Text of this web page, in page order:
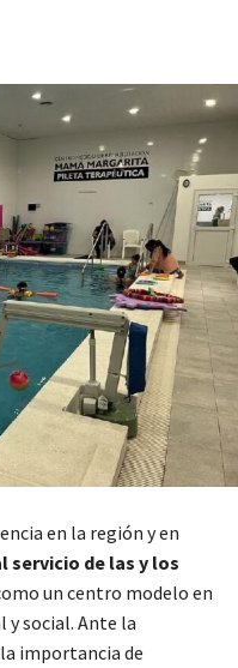
en la región y en
servicio de las y los
un centro modelo en
social. Ante la
importancia de